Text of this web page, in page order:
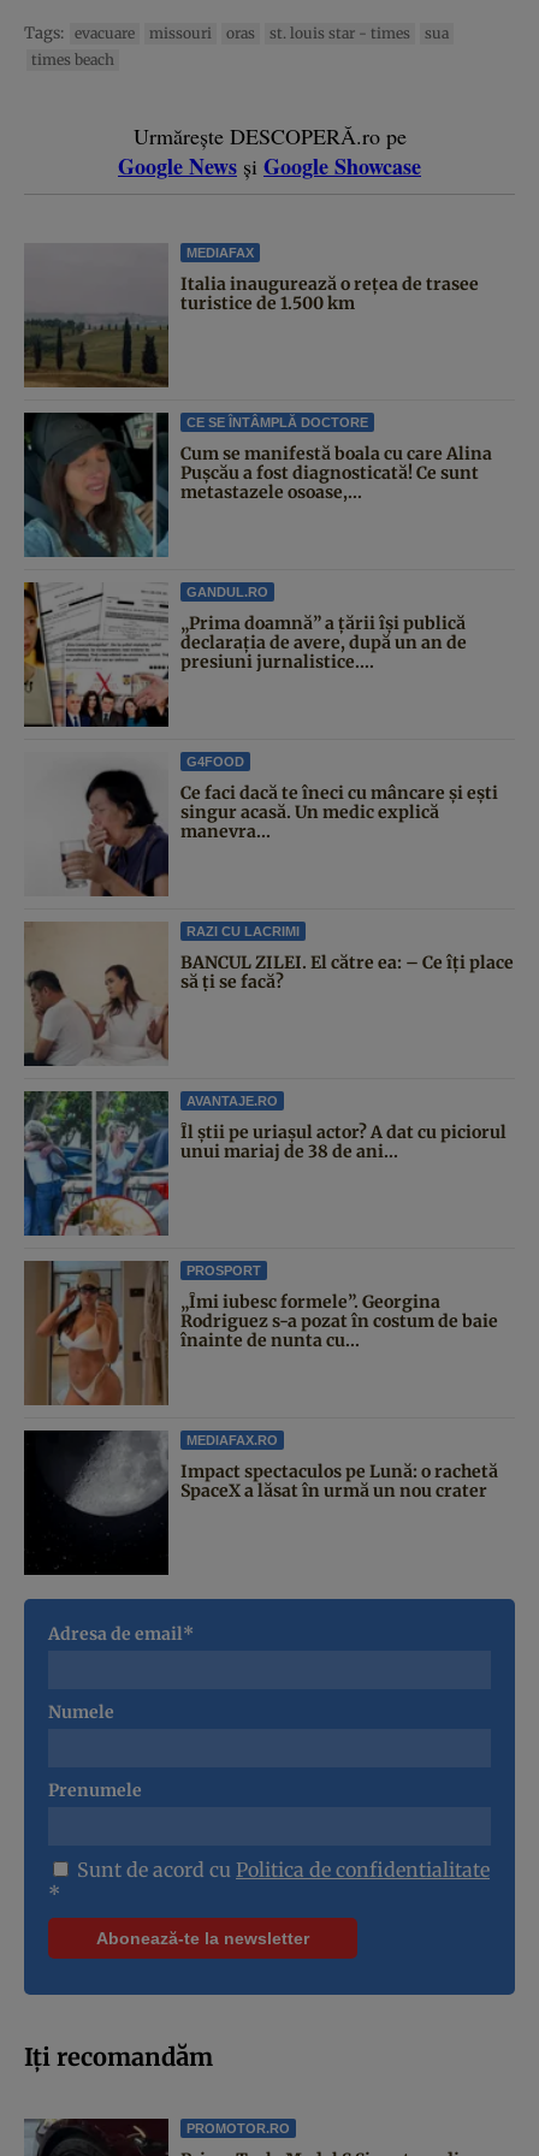
Tags: evacuare missouri oras st. louis star - times
sua
times beach
Urmărește DESCOPERĂ.ro pe
Google News și Google Showcase
MEDIAFAX
Italia inaugurează o rețea de trasee
turistice de 1.500 km
CE SE ÎNTÂMPLĂ DOCTORE
Cum se manifestă boala cu care Alina
Pușcău a fost diagnosticată! Ce sunt
metastazele osoase,...
GANDUL.RO
„Prima doamnă” a țării își publică
declarația de avere, după un an de
presiuni jurnalistice....
G4FOOD
Ce faci dacă te îneci cu mâncare și ești
singur acasă. Un medic explică
manevra...
RAZI CU LACRIMI
BANCUL ZILEI. El către ea: – Ce îți place
să ți se facă?
AVANTAJE.RO
Îl știi pe uriașul actor? A dat cu piciorul
unui mariaj de 38 de ani...
PROSPORT
„Îmi iubesc formele”. Georgina
Rodriguez s-a pozat în costum de baie
înainte de nunta cu...
MEDIAFAX.RO
Impact spectaculos pe Lună: o rachetă
SpaceX a lăsat în urmă un nou crater
Adresa de email*
Numele
Prenumele
Sunt de acord cu Politica de confidentialitate
*
Iți recomandăm
PROMOTOR.RO